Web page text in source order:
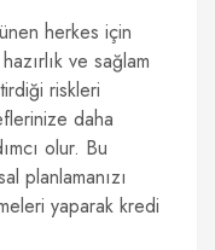
herkes için
ve sağlam
riskleri
daha
olur. Bu
planlamanızı
yaparak kredi